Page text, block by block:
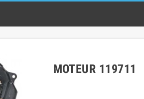
MOTEUR 119711